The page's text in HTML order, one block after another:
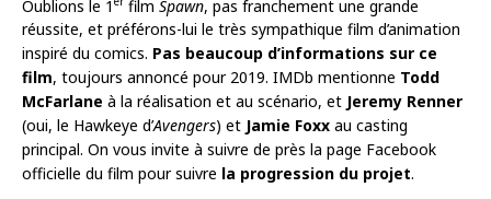
Oublions le 1 film Spawn, pas franchement une grande
réussite, et préférons-lui le très sympathique film d’animation
inspiré du comics. Pas beaucoup d’informations sur ce
film, toujours annoncé pour 2019. IMDb mentionne Todd
McFarlane à la réalisation et au scénario, et Jeremy Renner
(oui, le Hawkeye d’Avengers) et Jamie Foxx au casting
principal. On vous invite à suivre de près la page Facebook
officielle du film pour suivre la progression du projet.